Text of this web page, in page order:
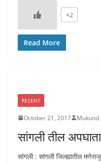
+2
Read More
RECENT
October 21, 2017 Mukund
सांगली तील
सांगली : सांगली जिल्ह्यातील